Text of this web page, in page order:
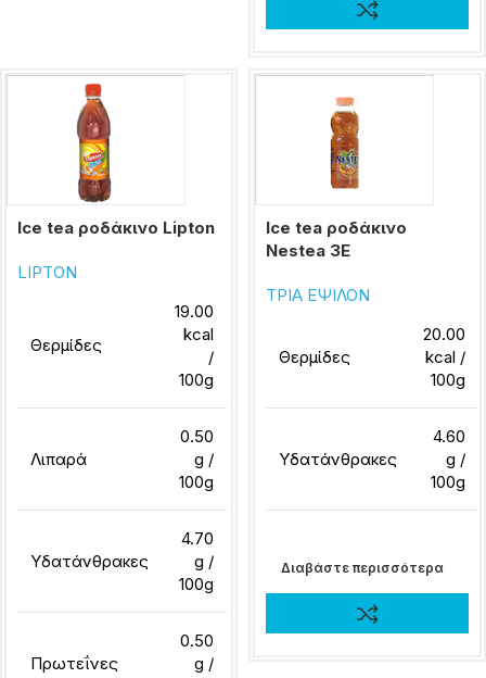
Ice tea ροδάκινο Lipton
LIPTON
Θερμίδες
19.00
kcal
/
100g
Λιπαρά
0.50
g /
100g
Υδατάνθρακες
4.70
g /
100g
Πρωτεΐνες
0.50
g /
Ice tea ροδάκινο
Nestea 3E
ΤΡΙΑ ΕΨΙΛΟΝ
Θερμίδες
20.00
kcal /
100g
Υδατάνθρακες
4.60
g /
100g
Διαβάστε περισσότερα